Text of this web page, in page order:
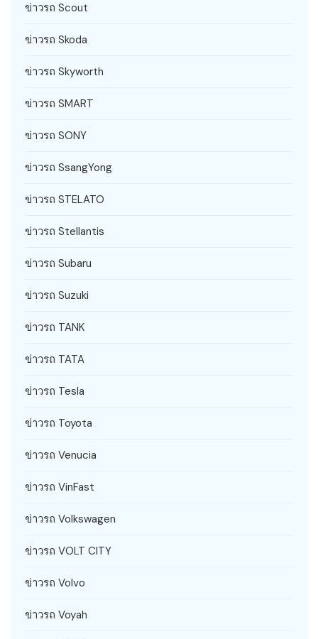
ข่าวรถ Scout
ข่าวรถ Skoda
ข่าวรถ Skyworth
ข่าวรถ SMART
ข่าวรถ SONY
ข่าวรถ SsangYong
ข่าวรถ STELATO
ข่าวรถ Stellantis
ข่าวรถ Subaru
ข่าวรถ Suzuki
ข่าวรถ TANK
ข่าวรถ TATA
ข่าวรถ Tesla
ข่าวรถ Toyota
ข่าวรถ Venucia
ข่าวรถ VinFast
ข่าวรถ Volkswagen
ข่าวรถ VOLT CITY
ข่าวรถ Volvo
ข่าวรถ Voyah